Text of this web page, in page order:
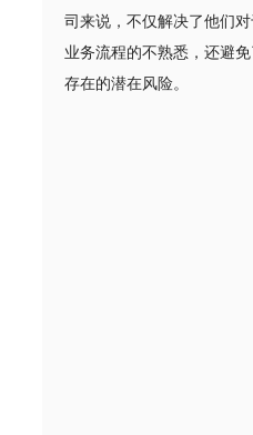
司来说，不仅解决了他们
业务流程的不熟悉，还避
存在的潜在风险。